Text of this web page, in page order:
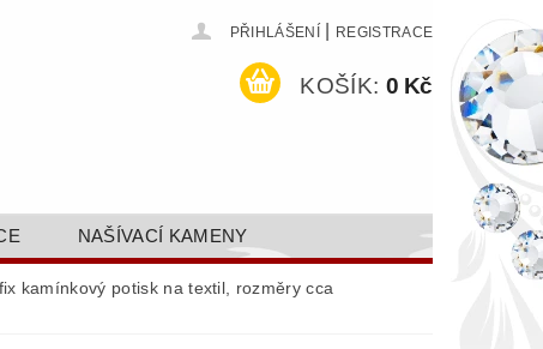
PŘIHLÁŠENÍ REGISTRACE
KOŠÍK: 0 Kč
NAŠÍVACÍ KAMENY
A SLEVY GALERIE
kamínkový potisk na textil, rozměry cca